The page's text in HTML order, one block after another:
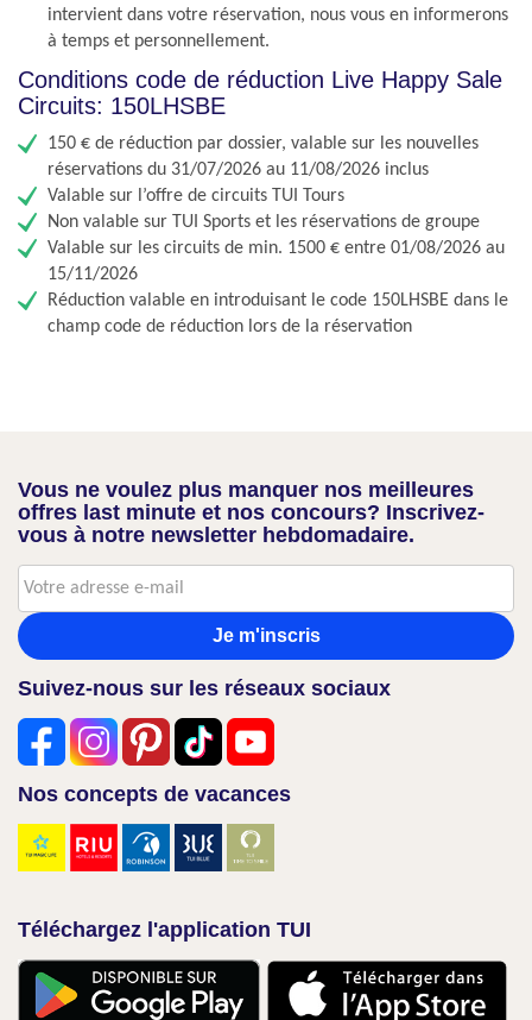
intervient dans votre réservation, nous vous en informerons
à temps et personnellement.
Conditions code de réduction Live Happy Sale
Circuits: 150LHSBE​
150 € de réduction par dossier, valable sur les nouvelles
réservations du 31/07/2026 au 11/08/2026 inclus
Valable sur l’offre de circuits TUI Tours
Non valable sur TUI Sports et les réservations de groupe
Valable sur les circuits de min. 1500 € entre 01/08/2026 au
15/11/2026
Réduction valable en introduisant le code 150LHSBE​ dans le
champ code de réduction lors de la réservation
Vous ne voulez plus manquer nos meilleures
offres last minute et nos concours? Inscrivez-
vous à notre newsletter hebdomadaire.
Je m'inscris
Suivez-nous sur les réseaux sociaux
Nos concepts de vacances
Téléchargez l'application TUI